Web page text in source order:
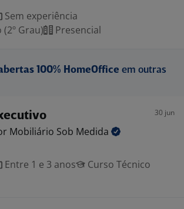
Sem experiência
Grau)
Presencial
100% HomeOffice em outras
30 jun
Mobiliário Sob Medida
Entre 1 e 3 anos
Curso Técnico